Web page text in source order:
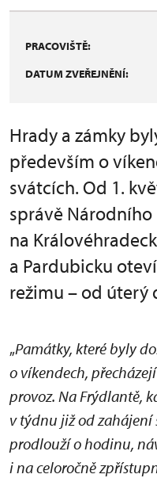
PRACOVIŠTĚ:
DATUM ZVEŘEJNĚNÍ:
Hrady a zámky
především o
svátcích. Od 1.
správě
na
a Pardubicku
režimu – od úterý
„Památky, které byly
o víkendech,
provoz. Na Frýdlantě,
v týdnu již od zahájení
prodlouží o hodinu,
i na celoročně